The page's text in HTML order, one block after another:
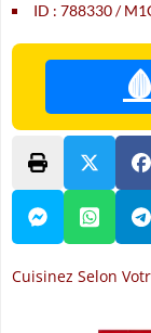
ID : 788330 /
Cuisinez Selon